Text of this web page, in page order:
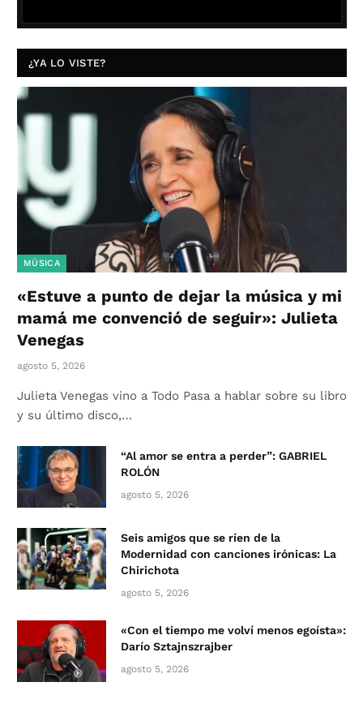
¿YA LO VISTE?
MÚSICA
«Estuve a punto de dejar la música y mi
mamá me convenció de seguir»: Julieta
Venegas
agosto 5, 2026
Julieta Venegas vino a Todo Pasa a hablar sobre su libro
y su último disco,…
“Al amor se entra a perder”: GABRIEL
ROLÓN
agosto 5, 2026
Seis amigos que se ríen de la
Modernidad con canciones irónicas: La
Chirichota
agosto 5, 2026
«Con el tiempo me volví menos egoísta»:
Darío Sztajnszrajber
agosto 5, 2026